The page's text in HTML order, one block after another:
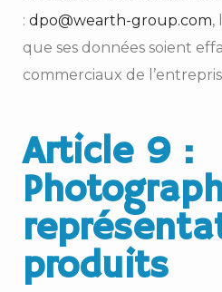
: dpo@wearth-group.com,
que ses données soient
commerciaux de
Article 9 :
produits